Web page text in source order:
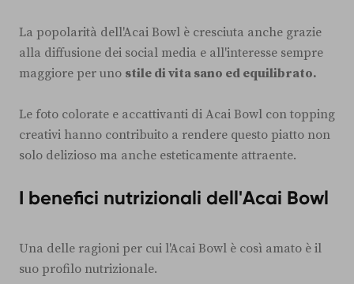
La popolarità dell'Acai Bowl è cresciuta anche grazie
alla diffusione dei social media e all'interesse sempre
maggiore per uno stile di vita sano ed equilibrato.
Le foto colorate e accattivanti di Acai Bowl con topping
creativi hanno contribuito a rendere questo piatto non
solo delizioso ma anche esteticamente attraente.
I benefici nutrizionali dell'Acai Bowl
Una delle ragioni per cui l'Acai Bowl è così amato è il
suo profilo nutrizionale.